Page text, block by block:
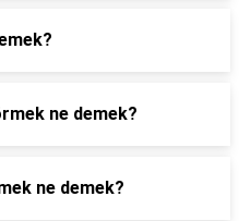
ne demek?
ne demek?